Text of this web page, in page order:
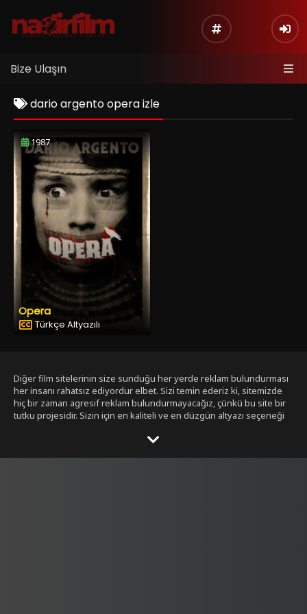
Bize Ulaşın
dario argento opera izle
1987
Opera
Türkçe Altyazılı
Diğer film sitelerinin size sunduğu her yerde reklam bulundurması
her insanı rahatsız ediyordur elbet. Sizi temin ederiz ki, sitemizde
hiç bir zaman agresif reklam bulundurmayacağız, çünkü bu site bir
tutku projesidir. Sizin için en kaliteli ve en düzgün altyazı seçeneği